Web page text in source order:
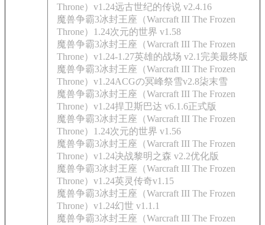
Throne）v1.24远古世纪的传说 v2.4.16
魔兽争霸3冰封王座（Warcraft III The Frozen
Throne）1.24次元的世界 v1.58
魔兽争霸3冰封王座（Warcraft III The Frozen
Throne）v1.24-1.27英雄的战场 v2.1完美最终版
魔兽争霸3冰封王座（Warcraft III The Frozen
Throne）v1.24ACGの冥峰祭雪v2.8柒末雪
魔兽争霸3冰封王座（Warcraft III The Frozen
Throne）v1.24捍卫斯巴达 v6.1.6正式版
魔兽争霸3冰封王座（Warcraft III The Frozen
Throne）1.24次元的世界 v1.56
魔兽争霸3冰封王座（Warcraft III The Frozen
Throne）v1.24决战黎明之森 v2.2优化版
魔兽争霸3冰封王座（Warcraft III The Frozen
Throne）v1.24英灵传奇v1.15
魔兽争霸3冰封王座（Warcraft III The Frozen
Throne）v1.24幻世 v1.1.1
魔兽争霸3冰封王座（Warcraft III The Frozen